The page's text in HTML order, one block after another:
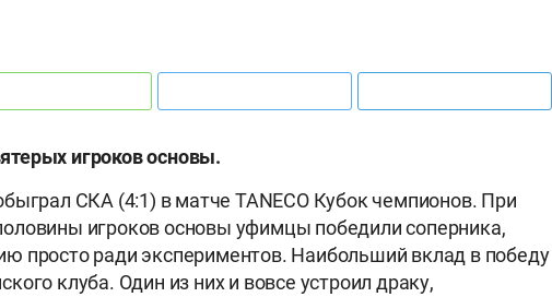
игроков основы.
СКА (4:1) в матче TANECO Кубок чемпионов. При
игроков основы уфимцы победили соперника,
просто ради экспериментов. Наибольший вклад в победу
клуба. Один из них и вовсе устроил драку,